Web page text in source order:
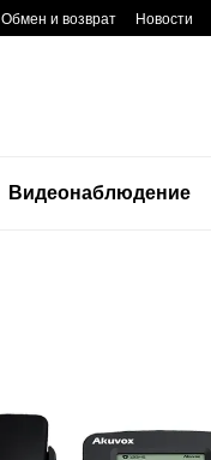
Обмен и возврат Новости
Видеонаблюдение